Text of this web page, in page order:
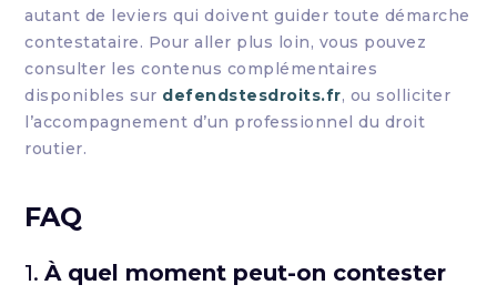
autant de leviers qui doivent guider toute démarche
contestataire. Pour aller plus loin, vous pouvez
consulter les contenus complémentaires
disponibles sur defendstesdroits.fr, ou solliciter
l’accompagnement d’un professionnel du droit
routier.
FAQ
1.À quel moment peut-on contester